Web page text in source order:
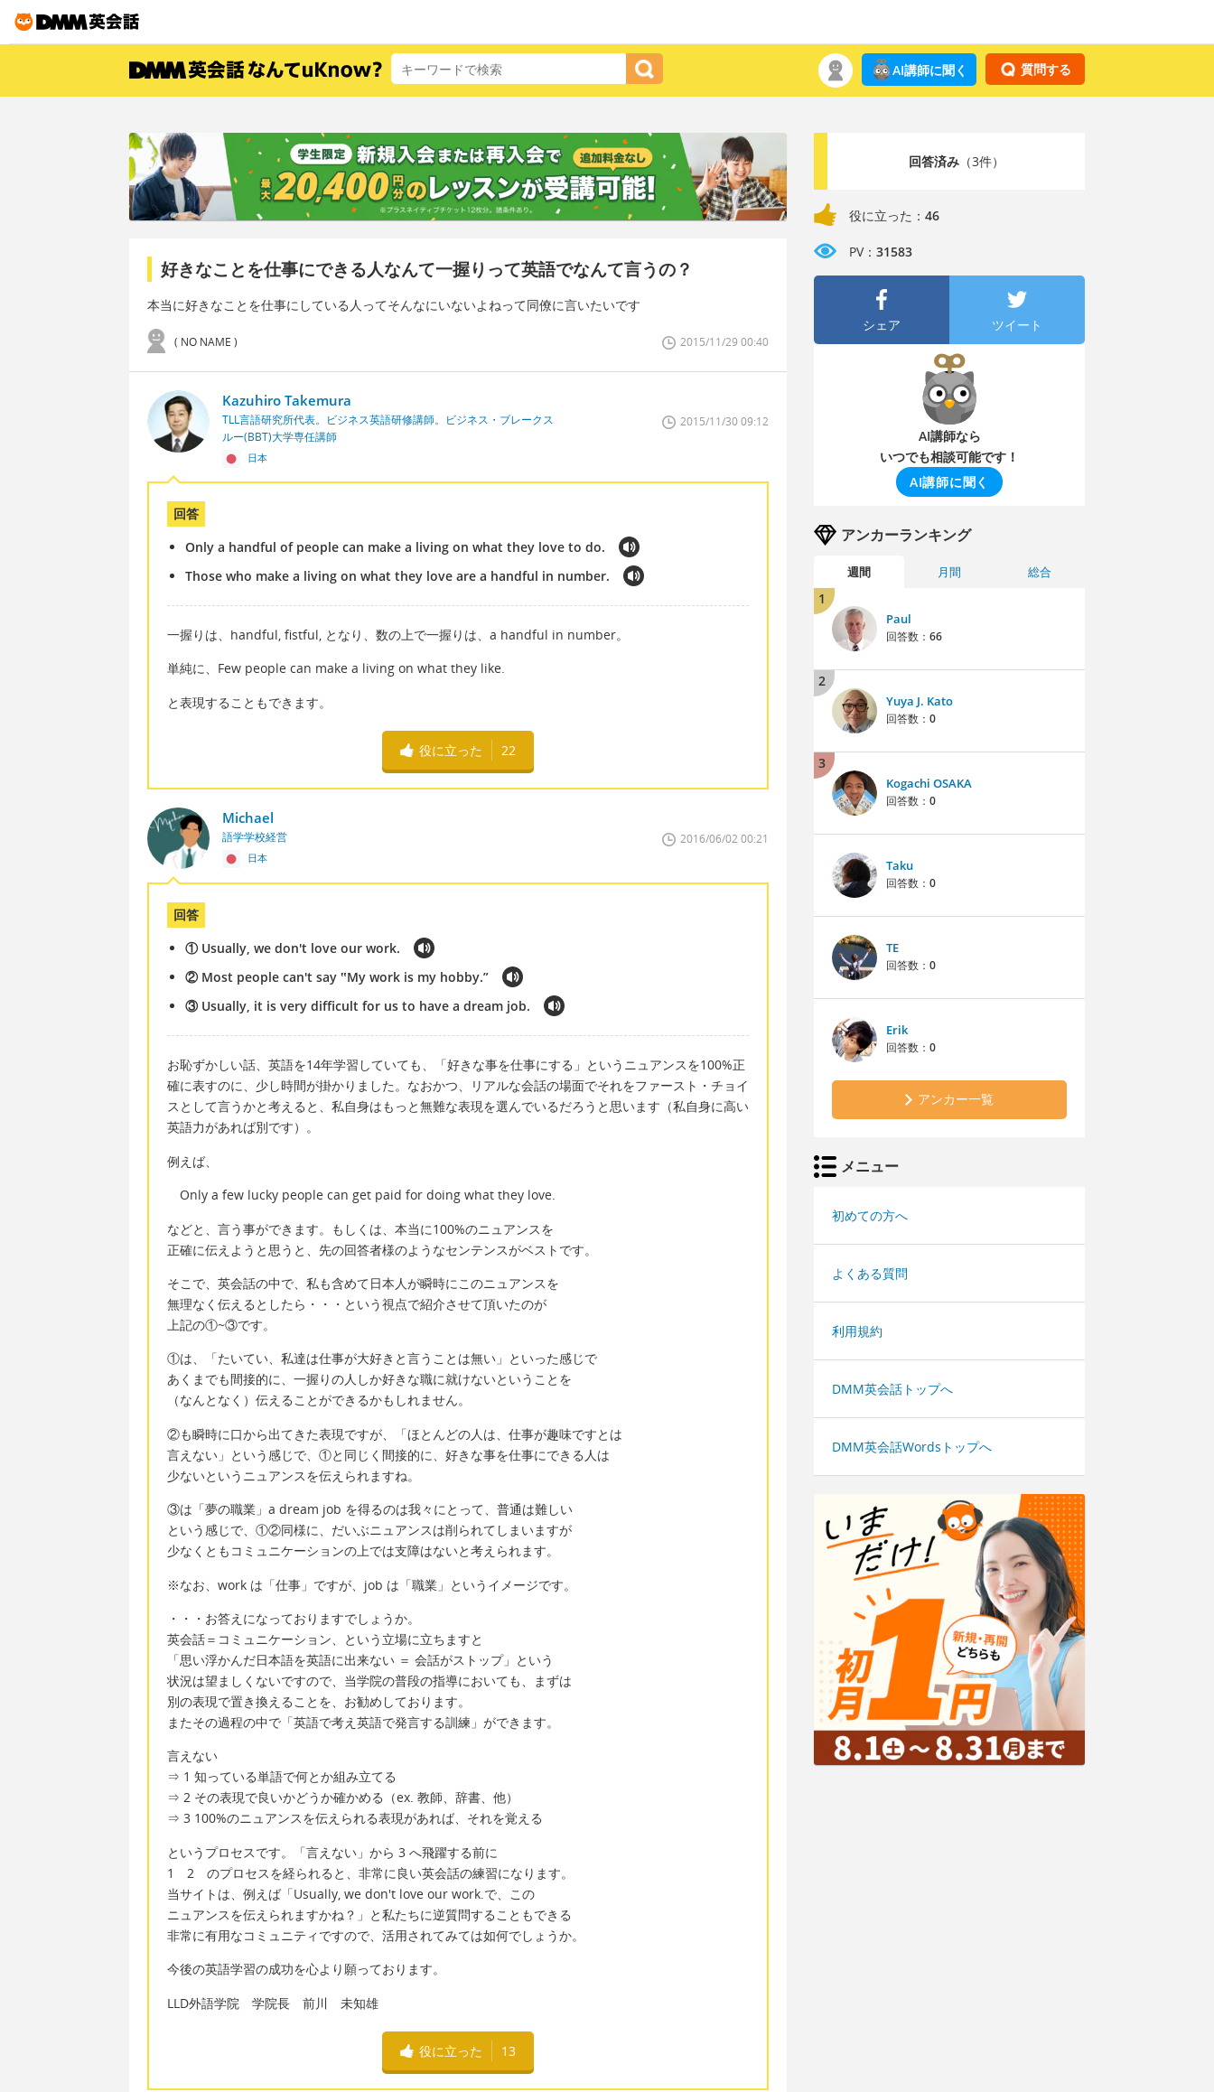
質問する
AI講師に聞く
好きなことを仕事にできる人なんて一握りって英語でなんて言うの？
本当に好きなことを仕事にしている人ってそんなにいないよねって同僚に言いたいです
( NO NAME ) 2015/11/29 00:40
Kazuhiro Takemura
TLL言語研究所代表。ビジネス英語研修講師。ビジネス・ブレークス
ルー(BBT)大学専任講師
日本
2015/11/30 09:12
回答
Only a handful of people can make a living on what they love to do.
Those who make a living on what they love are a handful in number.
一握りは、handful, fistful, となり、数の上で一握りは、a handful in number。
単純に、Few people can make a living on what they like.
と表現することもできます。
役に立った 22
Michael
語学学校経営
日本
2016/06/02 00:21
回答
① Usually, we don't love our work.
② Most people can't say ‟My work is my hobby.”
③ Usually, it is very difficult for us to have a dream job.
お恥ずかしい話、英語を14年学習していても、「好きな事を仕事にする」というニュアンスを100%正
確に表すのに、少し時間が掛かりました。なおかつ、リアルな会話の場面でそれをファースト・チョイ
スとして言うかと考えると、私自身はもっと無難な表現を選んでいるだろうと思います（私自身に高い
英語力があれば別です）。
例えば、
Only a few lucky people can get paid for doing what they love.
などと、言う事ができます。もしくは、本当に100%のニュアンスを
正確に伝えようと思うと、先の回答者様のようなセンテンスがベストです。
そこで、英会話の中で、私も含めて日本人が瞬時にこのニュアンスを
無理なく伝えるとしたら・・・という視点で紹介させて頂いたのが
上記の①~③です。
①は、「たいてい、私達は仕事が大好きと言うことは無い」といった感じで
あくまでも間接的に、一握りの人しか好きな職に就けないということを
（なんとなく）伝えることができるかもしれません。
②も瞬時に口から出てきた表現ですが、「ほとんどの人は、仕事が趣味ですとは
言えない」という感じで、①と同じく間接的に、好きな事を仕事にできる人は
少ないというニュアンスを伝えられますね。
③は「夢の職業」a dream job を得るのは我々にとって、普通は難しい
という感じで、①②同様に、だいぶニュアンスは削られてしまいますが
少なくともコミュニケーションの上では支障はないと考えられます。
※なお、work は「仕事」ですが、job は「職業」というイメージです。
・・・お答えになっておりますでしょうか。
英会話＝コミュニケーション、という立場に立ちますと
「思い浮かんだ日本語を英語に出来ない ＝ 会話がストップ」という
状況は望ましくないですので、当学院の普段の指導においても、まずは
別の表現で置き換えることを、お勧めしております。
またその過程の中で「英語で考え英語で発言する訓練」ができます。
言えない
⇒ 1 知っている単語で何とか組み立てる
⇒ 2 その表現で良いかどうか確かめる（ex. 教師、辞書、他）
⇒ 3 100%のニュアンスを伝えられる表現があれば、それを覚える
というプロセスです。「言えない」から 3 へ飛躍する前に
1 2 のプロセスを経られると、非常に良い英会話の練習になります。
当サイトは、例えば「Usually, we don't love our work.で、この
ニュアンスを伝えられますかね？」と私たちに逆質問することもできる
非常に有用なコミュニティですので、活用されてみては如何でしょうか。
今後の英語学習の成功を心より願っております。
LLD外語学院 学院長 前川 未知雄
役に立った 13
回答済み（3件）
役に立った： 46
PV： 31583
シェア ツイート
AI講師なら
いつでも相談可能です！
AI講師に聞く
アンカーランキング
週間 月間 総合
1
Paul
回答数： 66
2
Yuya J. Kato
回答数： 0
3
Kogachi OSAKA
回答数： 0
Taku
回答数： 0
TE
回答数： 0
Erik
回答数： 0
アンカー一覧
メニュー
初めての方へ
よくある質問
利用規約
DMM英会話トップへ
DMM英会話Wordsトップへ